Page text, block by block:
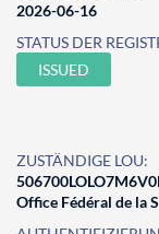
2026-06-16
STATUS DER
ISSUED
ZUSTÄNDIGE LOU:
Office Fédéral de la